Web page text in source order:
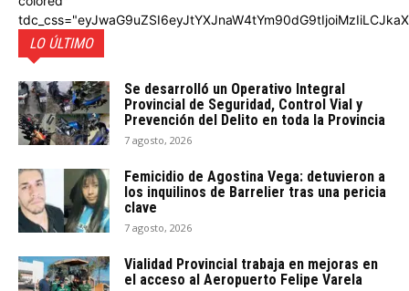
LO ÚLTIMO
Se desarrolló un Operativo Integral
Provincial de Seguridad, Control Vial y
Prevención del Delito en toda la Provincia
7 agosto, 2026
Femicidio de Agostina Vega: detuvieron a
los inquilinos de Barrelier tras una pericia
clave
7 agosto, 2026
Vialidad Provincial trabaja en mejoras en
el acceso al Aeropuerto Felipe Varela